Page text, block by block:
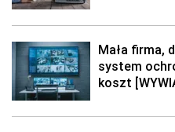
Mała firma,
system
koszt